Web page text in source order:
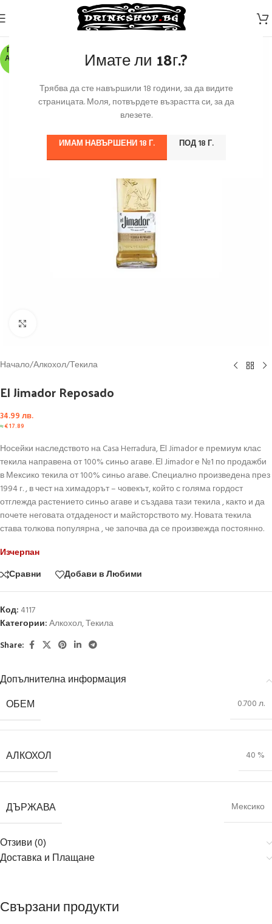
Имате ли 18г.?
Трябва да сте навършили 18 години, за да видите
страницата. Моля, потвърдете възрастта си, за да
влезете.
ИМАМ НАВЪРШЕНИ 18 Г. ПОД 18 Г.
ПО З
АЯВК
Начало/Алкохол/Текила
El Jimador Reposado
34.99 лв.
≈€17.89
Носейки наследството на Casa Herradura, Еl Jimador е премиум клас
текила направена от 100% синьо агаве. Еl Jimador е №1 по продажби
в Мексико текила от 100% синьо агаве. Специално произведена през
1994 г. , в чест на химадорът – човекът, който с голяма гордост
отглежда растението синьо агаве и създава тази текила , както и да
почете неговата отдаденост и майсторството му. Новата текила
става толкова популярна , че започва да се произвежда постоянно.
Изчерпан
Сравни
Добави в Любими
Код: 4117
Категории:Алкохол,Текила
Share:
Допълнителна информация
ОБЕМ 0.700 л.
АЛКОХОЛ 40 %
ДЪРЖАВА Мексико
Отзиви (0)
Доставка и Плащане
Свързани продукти